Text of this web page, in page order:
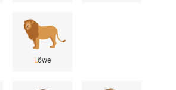
L öwe